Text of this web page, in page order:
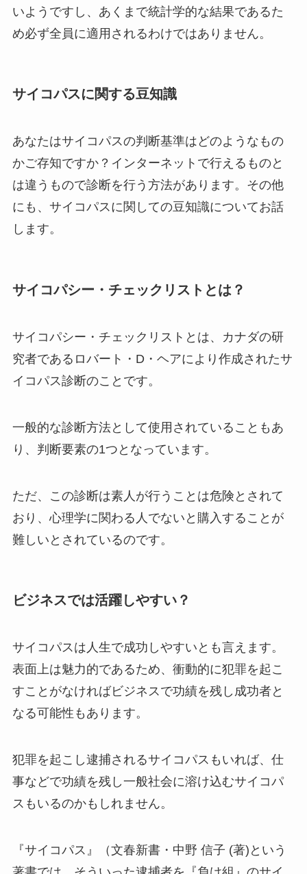
いようですし、あくまで統計学的な結果であるた
め必ず全員に適用されるわけではありません。
サイコパスに関する豆知識
あなたはサイコパスの判断基準はどのようなもの
かご存知ですか？インターネットで行えるものと
は違うもので診断を行う方法があります。その他
にも、サイコパスに関しての豆知識についてお話
します。
サイコパシー・チェックリストとは？
サイコパシー・チェックリストとは、カナダの研
究者であるロバート・D・ヘアにより作成されたサ
イコパス診断のことです。
一般的な診断方法として使用されていることもあ
り、判断要素の1つとなっています。
ただ、この診断は素人が行うことは危険とされて
おり、心理学に関わる人でないと購入することが
難しいとされているのです。
ビジネスでは活躍しやすい？
サイコパスは人生で成功しやすいとも言えます。
表面上は魅力的であるため、衝動的に犯罪を起こ
すことがなければビジネスで功績を残し成功者と
なる可能性もあります。
犯罪を起こし逮捕されるサイコパスもいれば、仕
事などで功績を残し一般社会に溶け込むサイコパ
スもいるのかもしれません。
『サイコパス』（文春新書・中野 信子 (著)という